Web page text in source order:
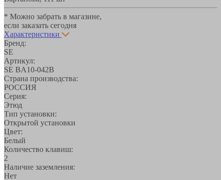
* Можно забрать в магазине,
если заказать сегодня
Характеристики
Бренд:
SE
Артикул:
SE BA10-042B
Страна производства:
РОССИЯ
Серия:
Этюд
Тип установки:
Открытой установки
Цвет:
Белый
Количество клавиш:
2
Наличие заземления:
Нет